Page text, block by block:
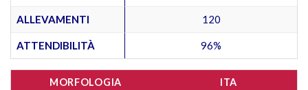
ALLEVAMENTI 120
ATTENDIBILITÀ 96%
MORFOLOGIA ITA